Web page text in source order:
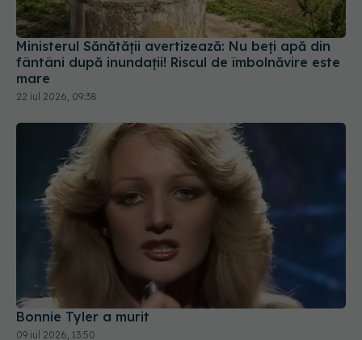
Ministerul Sănătății avertizează: Nu beți apă din
fântâni după inundații! Riscul de îmbolnăvire este
mare
22 iul 2026, 09:38
Bonnie Tyler a murit
09 iul 2026, 13:50